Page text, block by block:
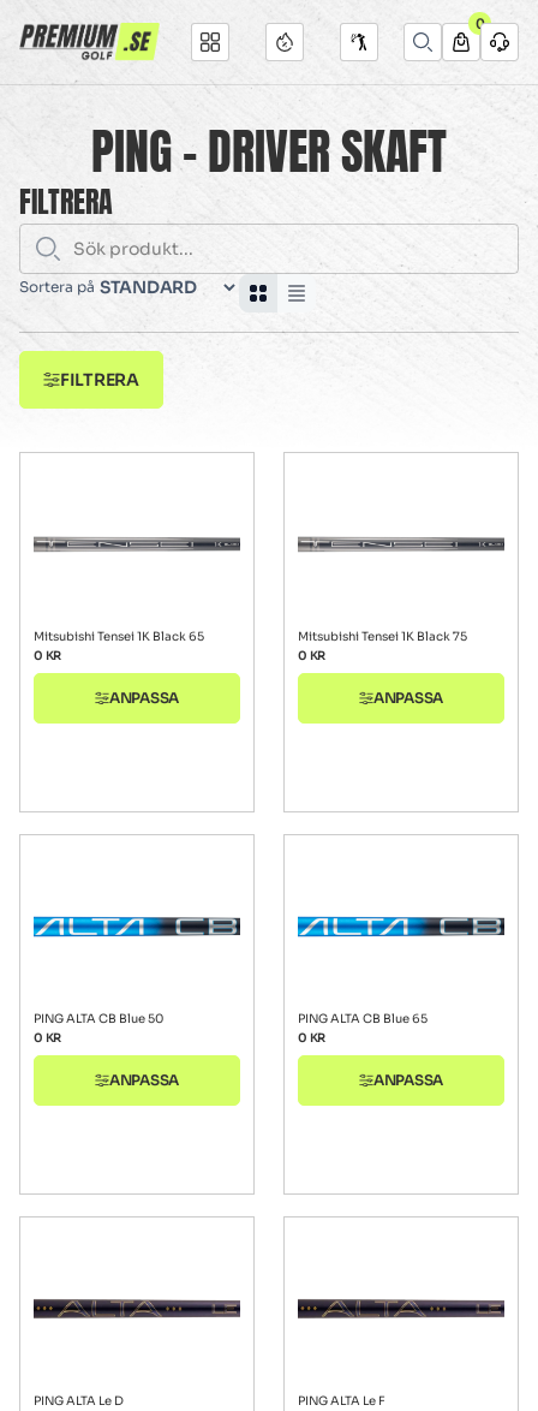
0
PING - DRIVER SKAFT
FILTRERA
Sortera på
FILTRERA
Mitsubishi Tensei 1K Black 65
0 KR
ANPASSA
Mitsubishi Tensei 1K Black 75
0 KR
ANPASSA
PING ALTA CB Blue 50
0 KR
ANPASSA
PING ALTA CB Blue 65
0 KR
ANPASSA
PING ALTA Le D
PING ALTA Le F